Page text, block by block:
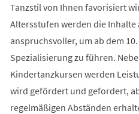
Tanzstil von Ihnen favorisiert
Altersstufen werden die
anspruchsvoller, um ab dem
Spezialisierung zu führen.
Kindertanzkursen werden
wird gefördert und gefordert,
regelmäßigen Abständen